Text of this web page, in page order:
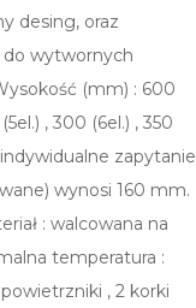
desing, oraz
do wytwornych
(mm) : 600
, 300 (6el.) , 350
zapytanie
wynosi 160 mm.
: walcowana na
temperatura :
, 2 korki